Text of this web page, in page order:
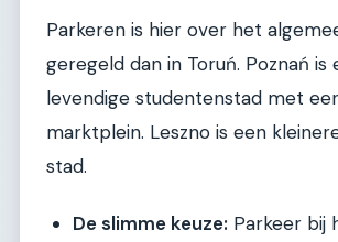
Parkeren is hier over het
geregeld dan in Toruń. Poznań is
levendige studentenstad met
marktplein. Leszno is een
stad.
De slimme keuze: Parkeer bij